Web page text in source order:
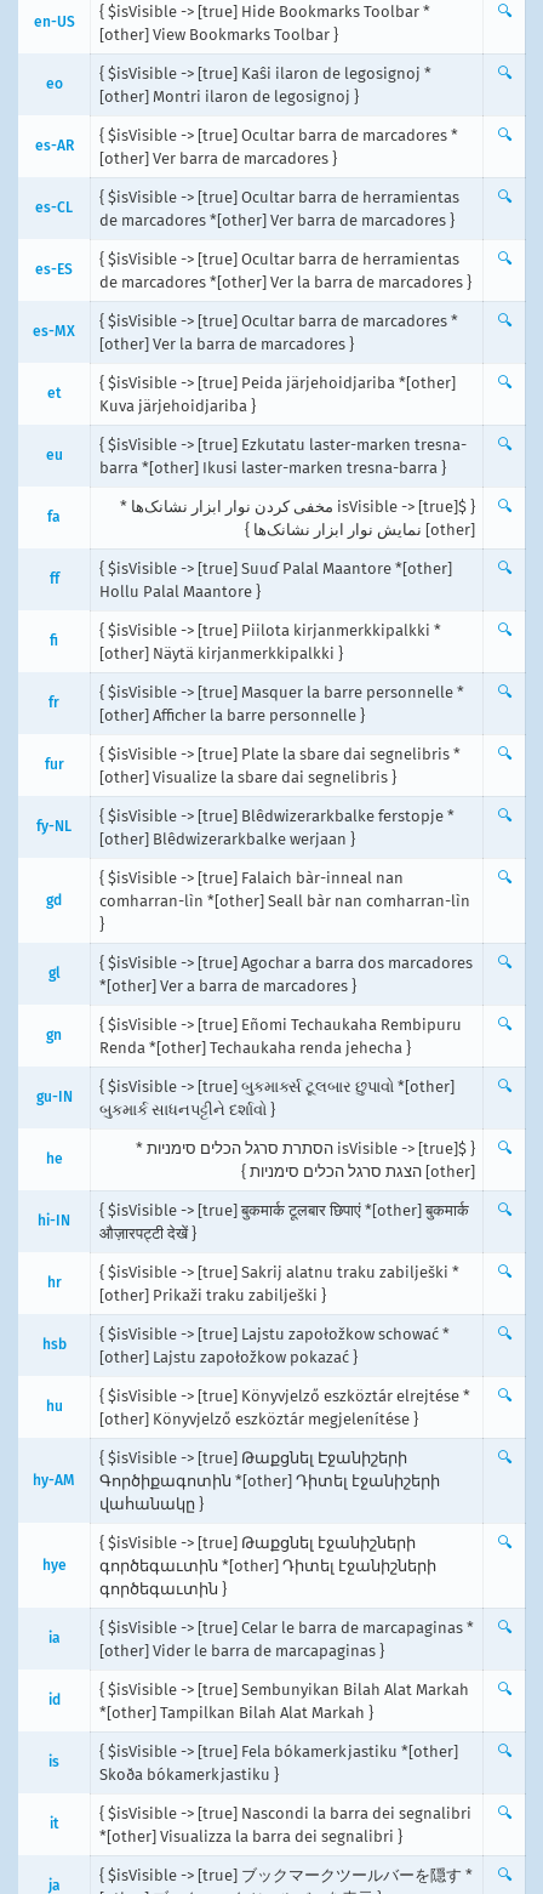
en-US
{ $isVisible -> [true] Hide Bookmarks Toolbar *
[other] View Bookmarks Toolbar }
🔍
eo
{ $isVisible -> [true] Kaŝi ilaron de legosignoj *
[other] Montri ilaron de legosignoj }
🔍
es-AR
{ $isVisible -> [true] Ocultar barra de marcadores *
[other] Ver barra de marcadores }
🔍
es-CL
{ $isVisible -> [true] Ocultar barra de herramientas
de marcadores *[other] Ver barra de marcadores }
🔍
es-ES
{ $isVisible -> [true] Ocultar barra de herramientas
de marcadores *[other] Ver la barra de marcadores }
🔍
es-MX
{ $isVisible -> [true] Ocultar barra de marcadores *
[other] Ver la barra de marcadores }
🔍
et
{ $isVisible -> [true] Peida järjehoidjariba *[other]
Kuva järjehoidjariba }
🔍
eu
{ $isVisible -> [true] Ezkutatu laster-marken tresna-
barra *[other] Ikusi laster-marken tresna-barra }
🔍
fa
{ $isVisible -> [true] مخفی کردن نوار ابزار نشانک‌ها *
[other] نمایش نوار ابزار نشانک‌ها }
🔍
ff
{ $isVisible -> [true] Suuɗ Palal Maantore *[other]
Hollu Palal Maantore }
🔍
fi
{ $isVisible -> [true] Piilota kirjanmerkkipalkki *
[other] Näytä kirjanmerkkipalkki }
🔍
fr
{ $isVisible -> [true] Masquer la barre personnelle *
[other] Afficher la barre personnelle }
🔍
fur
{ $isVisible -> [true] Plate la sbare dai segnelibris *
[other] Visualize la sbare dai segnelibris }
🔍
fy-NL
{ $isVisible -> [true] Blêdwizerarkbalke ferstopje *
[other] Blêdwizerarkbalke werjaan }
🔍
gd
{ $isVisible -> [true] Falaich bàr-inneal nan
comharran-lìn *[other] Seall bàr nan comharran-lìn
}
🔍
gl
{ $isVisible -> [true] Agochar a barra dos marcadores
*[other] Ver a barra de marcadores }
🔍
gn
{ $isVisible -> [true] Eñomi Techaukaha Rembipuru
Renda *[other] Techaukaha renda jehecha }
🔍
gu-IN
{ $isVisible -> [true] બુકમાર્ક્સ ટૂલબાર છુપાવો *[other]
બુકમાર્ક સાધનપટ્ટીને દર્શાવો }
🔍
he
{ $isVisible -> [true] הסתרת סרגל הכלים סימניות *
[other] הצגת סרגל הכלים סימניות }
🔍
hi-IN
{ $isVisible -> [true] बुकमार्क टूलबार छिपाएं *[other] बुकमार्क
औज़ारपट्टी देखें }
🔍
hr
{ $isVisible -> [true] Sakrij alatnu traku zabilješki *
[other] Prikaži traku zabilješki }
🔍
hsb
{ $isVisible -> [true] Lajstu zapołožkow schować *
[other] Lajstu zapołožkow pokazać }
🔍
hu
{ $isVisible -> [true] Könyvjelző eszköztár elrejtése *
[other] Könyvjelző eszköztár megjelenítése }
🔍
hy-AM
{ $isVisible -> [true] Թաքցնել Էջանիշերի
Գործիքագոտին *[other] Դիտել էջանիշերի
վահանակը }
🔍
hye
{ $isVisible -> [true] Թաքցնել էջանիշների
գործեգաւտին *[other] Դիտել էջանիշների
գործեգաւտին }
🔍
ia
{ $isVisible -> [true] Celar le barra de marcapaginas *
[other] Vider le barra de marcapaginas }
🔍
id
{ $isVisible -> [true] Sembunyikan Bilah Alat Markah
*[other] Tampilkan Bilah Alat Markah }
🔍
is
{ $isVisible -> [true] Fela bókamerkjastiku *[other]
Skoða bókamerkjastiku }
🔍
it
{ $isVisible -> [true] Nascondi la barra dei segnalibri
*[other] Visualizza la barra dei segnalibri }
🔍
ja
{ $isVisible -> [true] ブックマークツールバーを隠す *
🔍